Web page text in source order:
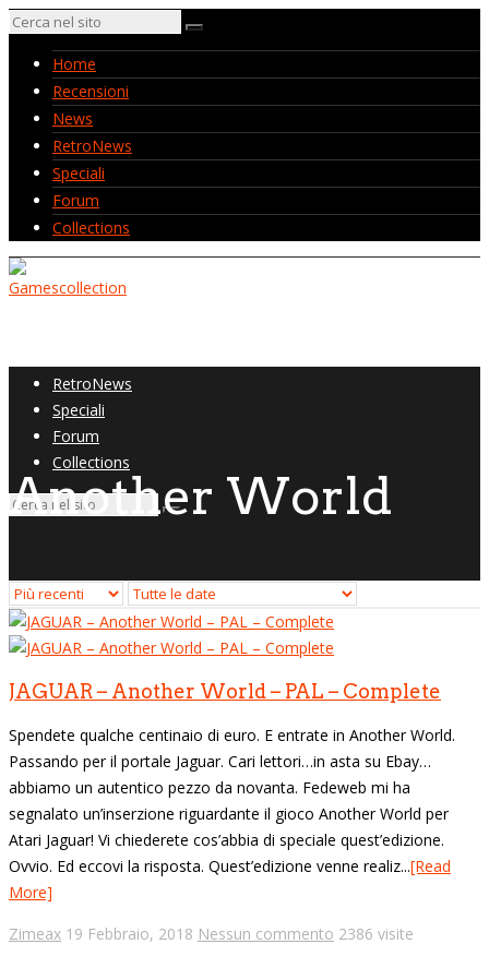
Home
Recensioni
News
RetroNews
Speciali
Forum
Collections
RetroNews
Speciali
Forum
Collections
Another World
JAGUAR – Another World – PAL – Complete
Spendete qualche centinaio di euro. E entrate in Another World.
Passando per il portale Jaguar. Cari lettori…in asta su Ebay…
abbiamo un autentico pezzo da novanta. Fedeweb mi ha
segnalato un’inserzione riguardante il gioco Another World per
Atari Jaguar! Vi chiederete cos’abbia di speciale quest’edizione.
Ovvio. Ed eccovi la risposta. Quest’edizione venne realiz...[Read
More]
Zimeax 19 Febbraio, 2018 Nessun commento 2386 visite